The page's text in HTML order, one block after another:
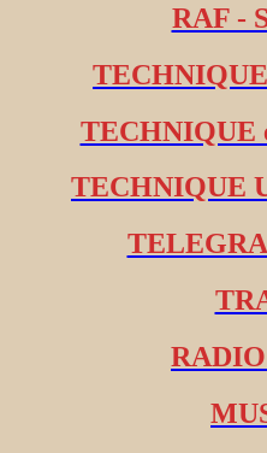
RAF -
TECHNIQUE
TECHNIQUE